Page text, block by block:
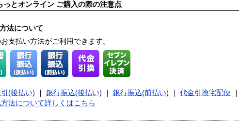
っとオンライン ご購入の際の注意点
法について
支払い方法がご利用できます。
(後払い) 銀行振込(後払い) 銀行振込(前払い) 代金引換宅配便
法について詳しくはこちら